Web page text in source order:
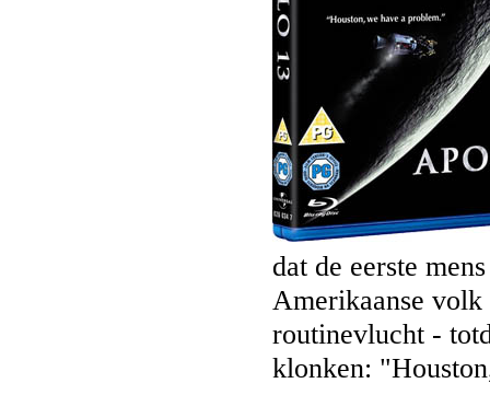
dat de eerste
Amerikaanse
routinevlucht -
klonken: